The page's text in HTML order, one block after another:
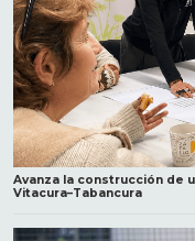
Avanza la construcción de
Vitacura–Tabancura